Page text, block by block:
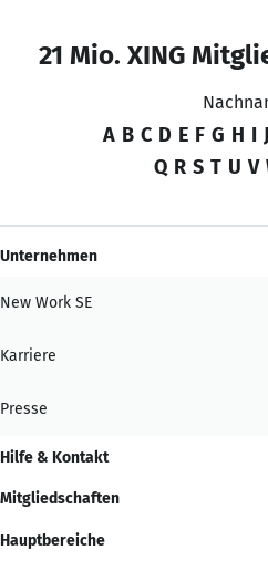
21 Mio. XING
A B C D E F G H I J
Q R S T U V
Unternehmen
New Work SE
Karriere
Presse
Hilfe & Kontakt
Mitgliedschaften
Hauptbereiche